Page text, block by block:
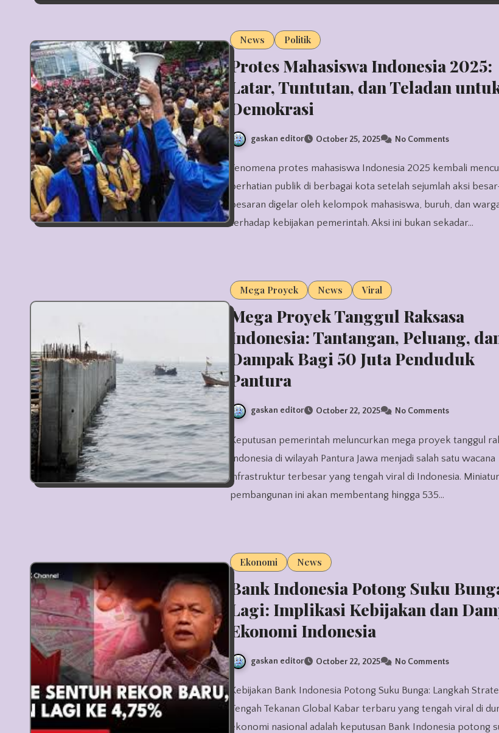
News Politik
Protes Mahasiswa Indonesia 2025:
Latar, Tuntutan, dan Teladan
Demokrasi
gaskan editor October 25, 2025 No Comments
Fenomena protes mahasiswa Indonesia 2025 kembali mencuri
perhatian publik di berbagai kota setelah sejumlah aksi
besaran digelar oleh kelompok mahasiswa, buruh, dan
terhadap kebijakan pemerintah. Aksi ini bukan sekadar…
Mega Proyek News Viral
Mega Proyek Tanggul Raksasa
Indonesia: Tantangan, Peluang,
Dampak Bagi 50 Juta Penduduk
Pantura
gaskan editor October 22, 2025 No Comments
Keputusan pemerintah meluncurkan mega proyek tanggul raksasa
Indonesia di wilayah Pantura Jawa menjadi salah satu wacana
infrastruktur terbesar yang tengah viral di Indonesia. Miniatur
pembangunan ini akan membentang hingga 535…
Ekonomi News
Bank Indonesia Potong Suku
Lagi: Implikasi Kebijakan dan
Ekonomi Indonesia
gaskan editor October 22, 2025 No Comments
Kebijakan Bank Indonesia Potong Suku Bunga: Langkah Strategis di
Tengah Tekanan Global Kabar terbaru yang tengah viral di
ekonomi nasional adalah keputusan Bank Indonesia potong